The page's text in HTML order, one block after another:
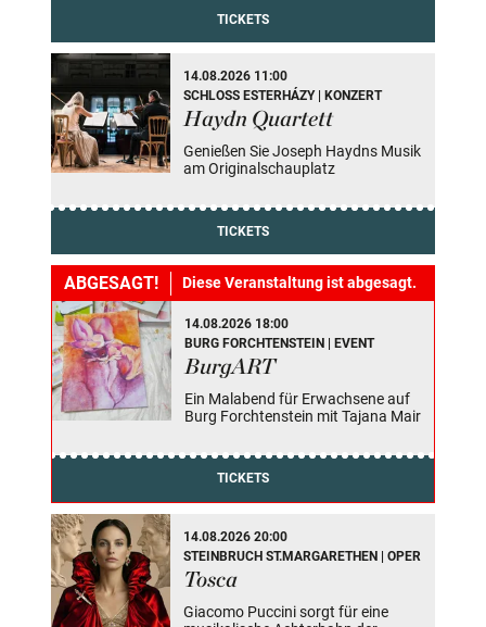
TICKETS
14.08.2026 11:00
SCHLOSS ESTERHÁZY | KONZERT
Haydn Quartett
Genießen Sie Joseph Haydns Musik
am Originalschauplatz
TICKETS
ABGESAGT! Diese Veranstaltung ist abgesagt.
14.08.2026 18:00
BURG FORCHTENSTEIN | EVENT
BurgART
Ein Malabend für Erwachsene auf
Burg Forchtenstein mit Tajana Mair
TICKETS
14.08.2026 20:00
STEINBRUCH ST.MARGARETHEN | OPER
Tosca
Giacomo Puccini sorgt für eine